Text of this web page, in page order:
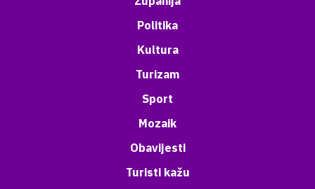
Politika
Kultura
Turizam
Sport
Mozaik
Obavijesti
Turisti kažu